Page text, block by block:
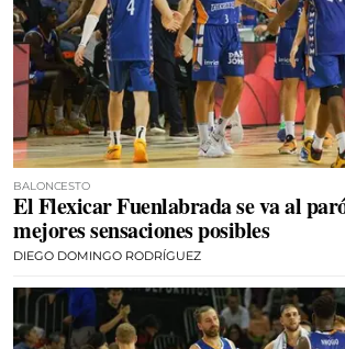
BALONCESTO
El Flexicar Fuenlabrada se va al
mejores sensaciones posibles
DIEGO DOMINGO RODRÍGUEZ